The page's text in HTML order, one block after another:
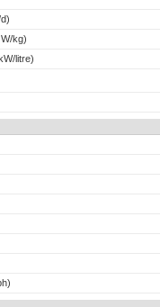
kg)
litre)